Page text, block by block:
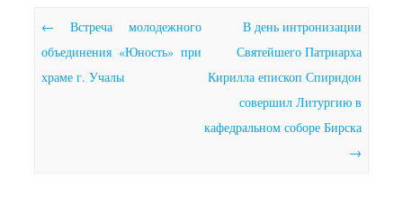
Почтовая навигация
← Встреча молодежного
объединения «Юность» при
храме г. Учалы
В день интронизации
Святейшего Патриарха
Кирилла епископ Спиридон
совершил Литургию в
кафедральном соборе Бирска
→